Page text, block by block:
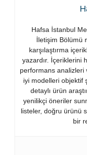
Hafsa İstanbul
İletişim Bölümü
karşılaştırma
yazardır. İçeriklerini
performans analizleri
iyi modelleri objektif
detaylı ürün
yenilikçi öneriler
listeler, doğru ürünü
bir